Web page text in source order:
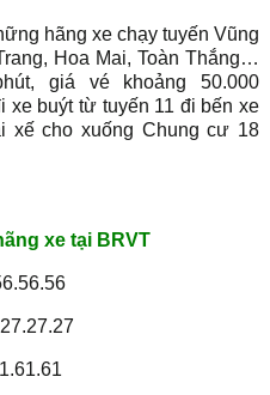
hãng xe chạy tuyến Vũng
Hoa Mai, Toàn Thắng…
giá vé khoảng 50.000
xe buýt từ tuyến 11 đi bến xe
xế cho xuống Chung cư 18
xe tại BRVT